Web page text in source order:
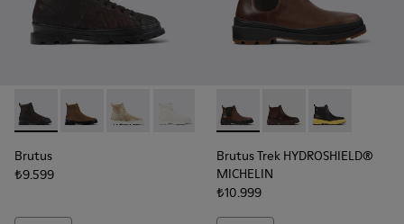
Brutus - K300245-029 - Çok Renkli Nubuk erkek botu
Brutus - K300245-038
Brutus - K300245-030 - Çok Renkli Nubuk
Brutus - K300245-025
Brutus - K300245-020
Brutus - K300245-017
Brutus -
Brutus
₺9.599
Brutus TrekBrutus TrekBrutus Trek
Brutus Trek HYDROSHIELD®
MICHELIN
₺10.999